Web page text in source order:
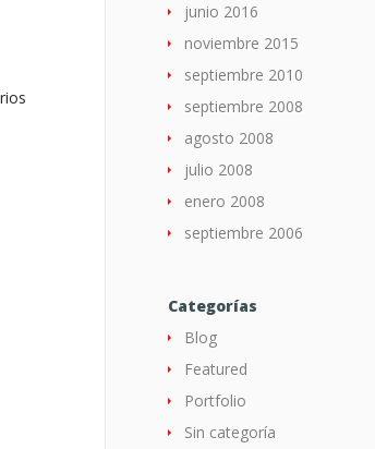
junio 2016
noviembre 2015
septiembre 2010
septiembre 2008
agosto 2008
julio 2008
enero 2008
septiembre 2006
Categorías
Blog
Featured
Portfolio
Sin categoría